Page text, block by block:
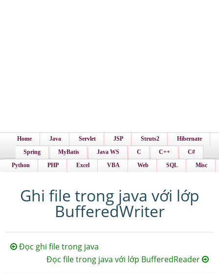
Home Java Servlet JSP Struts2
Hibernate
Spring
MyBatis Java WS C C++
C#
Python
PHP Excel VBA Web SQL Misc
Ghi file trong java với lớp
BufferedWriter
Đọc ghi file trong java
Đọc file trong java với lớp BufferedReader